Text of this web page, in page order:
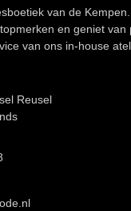
van de
en geniet van
van ons in-house
Reusel